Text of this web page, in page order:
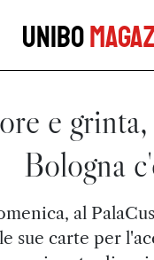
pagina
Unibo
e
Bologna
al
sue carte per